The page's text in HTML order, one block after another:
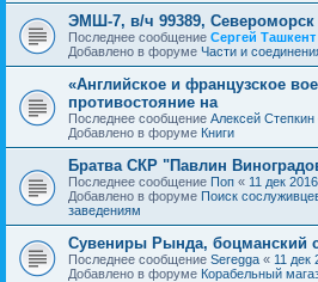
ЭМШ-7, в/ч 99389, Североморск
Последнее сообщение Сергей Ташкент
Добавлено в форуме Части и
«Английское и французское
противостояние на
Последнее сообщение Алексей Степкин
Добавлено в форуме Книги
Братва СКР "Павлин
Последнее сообщение Поп « 11 дек
Добавлено в форуме Поиск
заведениям
Сувениры Рында, боцманский
Последнее сообщение Seregga « 11 дек
Добавлено в форуме Корабельный